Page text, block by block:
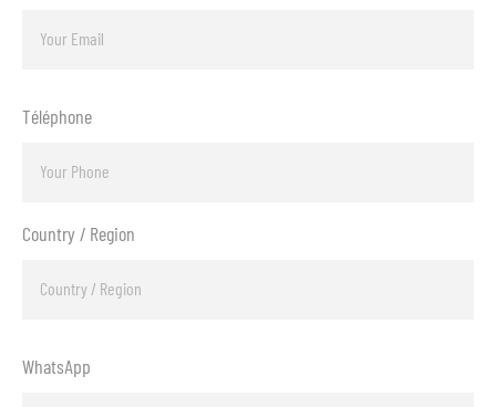
Téléphone
Country / Region
WhatsApp